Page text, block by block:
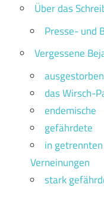
Über das
Presse- und
Vergessene
das Wirsch-
endemische
gefährdete
in
Verneinungen
stark